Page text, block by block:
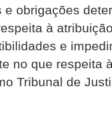
obrigações
à
e
no que respeita
Tribunal de